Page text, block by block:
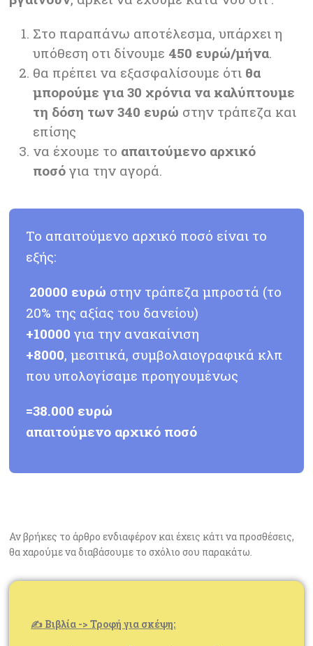
Στο παραπάνω αποτέλεσμα, υπάρχει η
υπόθεση οτι δίνουμε 450 ευρώ/μήνα.
θα πρέπει να εξασφαλίσουμε ότι θα
μπορούμε για 30 χρόνια να καλύπτουμε
τη δόση των 340 ευρώ στην τράπεζα και
επίσης
να έχουμε το απαιτούμενο αρχικό
ποσόγια την αγορά.
Το απαιτούμενο αρχικό ποσό είναι το
εξής:
20000 ευρώ στην τράπεζα μπροστά (το
20% της αξίας του δανείου)
+10000 για την ανακαίνιση
+8000, μεσιτικά, συμβολαιογραφικά κλπ
που υπολογίσαμε προηγουμένως
=38.000 ευρώ
απαιτούμενο αρχικό ποσό
Αν βρήκες το άρθρο ενδιαφέρον και έχεις κάτι να προσθέσεις,
θα χαρούμε να διαβάσουμε το σχόλιο σου παρακάτω.
✍ Βιβλία -> Τροφή για σκέψη: